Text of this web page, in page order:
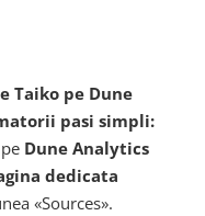
Taiko pe Dune
pasi simpli:
Dune Analytics
dedicata
«Sources».